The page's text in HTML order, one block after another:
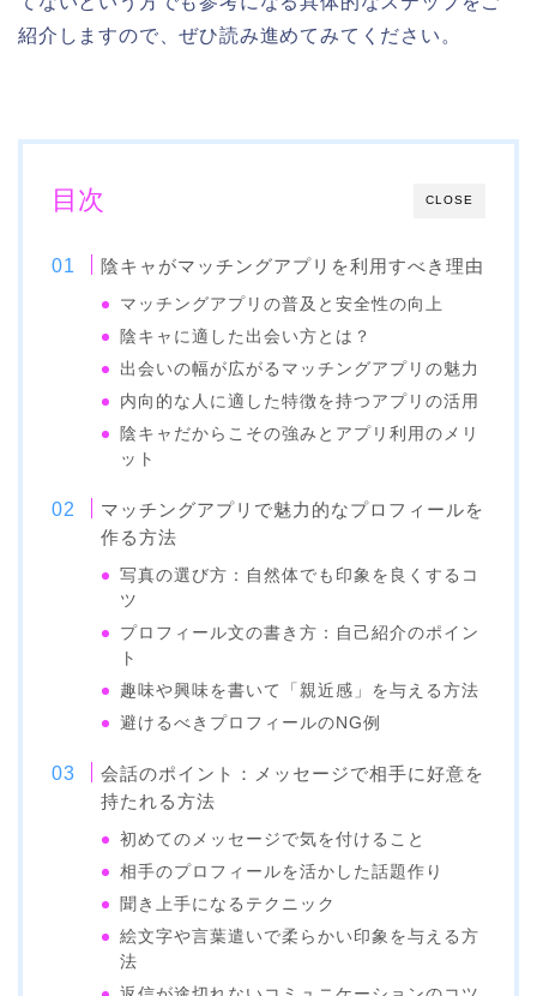
紹介しますので、ぜひ読み進めてみてください。
CLOSE
目次
陰キャがマッチングアプリを利用すべき理由
マッチングアプリの普及と安全性の向上
陰キャに適した出会い方とは？
出会いの幅が広がるマッチングアプリの魅力
内向的な人に適した特徴を持つアプリの活用
陰キャだからこその強みとアプリ利用のメリ
ット
マッチングアプリで魅力的なプロフィールを
作る方法
写真の選び方：自然体でも印象を良くするコ
ツ
プロフィール文の書き方：自己紹介のポイン
ト
趣味や興味を書いて「親近感」を与える方法
避けるべきプロフィールのNG例
会話のポイント：メッセージで相手に好意を
持たれる方法
初めてのメッセージで気を付けること
相手のプロフィールを活かした話題作り
聞き上手になるテクニック
絵文字や言葉遣いで柔らかい印象を与える方
法